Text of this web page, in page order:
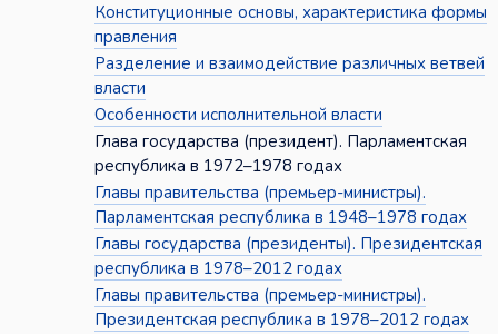
Конституционные основы, характеристика формы
правления
Разделение и взаимодействие различных ветвей
власти
Особенности исполнительной власти
Глава государства (президент). Парламентская
республика в 1972–1978 годах
Главы правительства (премьер-министры).
Парламентская республика в 1948–1978 годах
Главы государства (президенты). Президентская
республика в 1978–2012 годах
Главы правительства (премьер-министры).
Президентская республика в 1978–2012 годах